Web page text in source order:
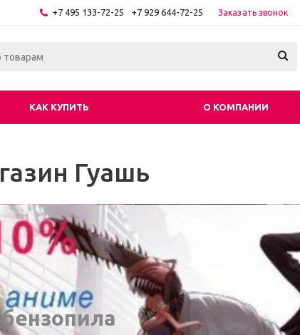
+7 495 133-72-25 +7 929 644-72-25 Заказать звонок
КАК КУПИТЬ О КОМПАНИИ
Гуашь